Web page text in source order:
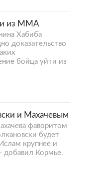
из ММА
Хабиба
доказательство
бойца уйти из
и Махачевым
фаворитом
будет
крупнее и
добавил Кормье.